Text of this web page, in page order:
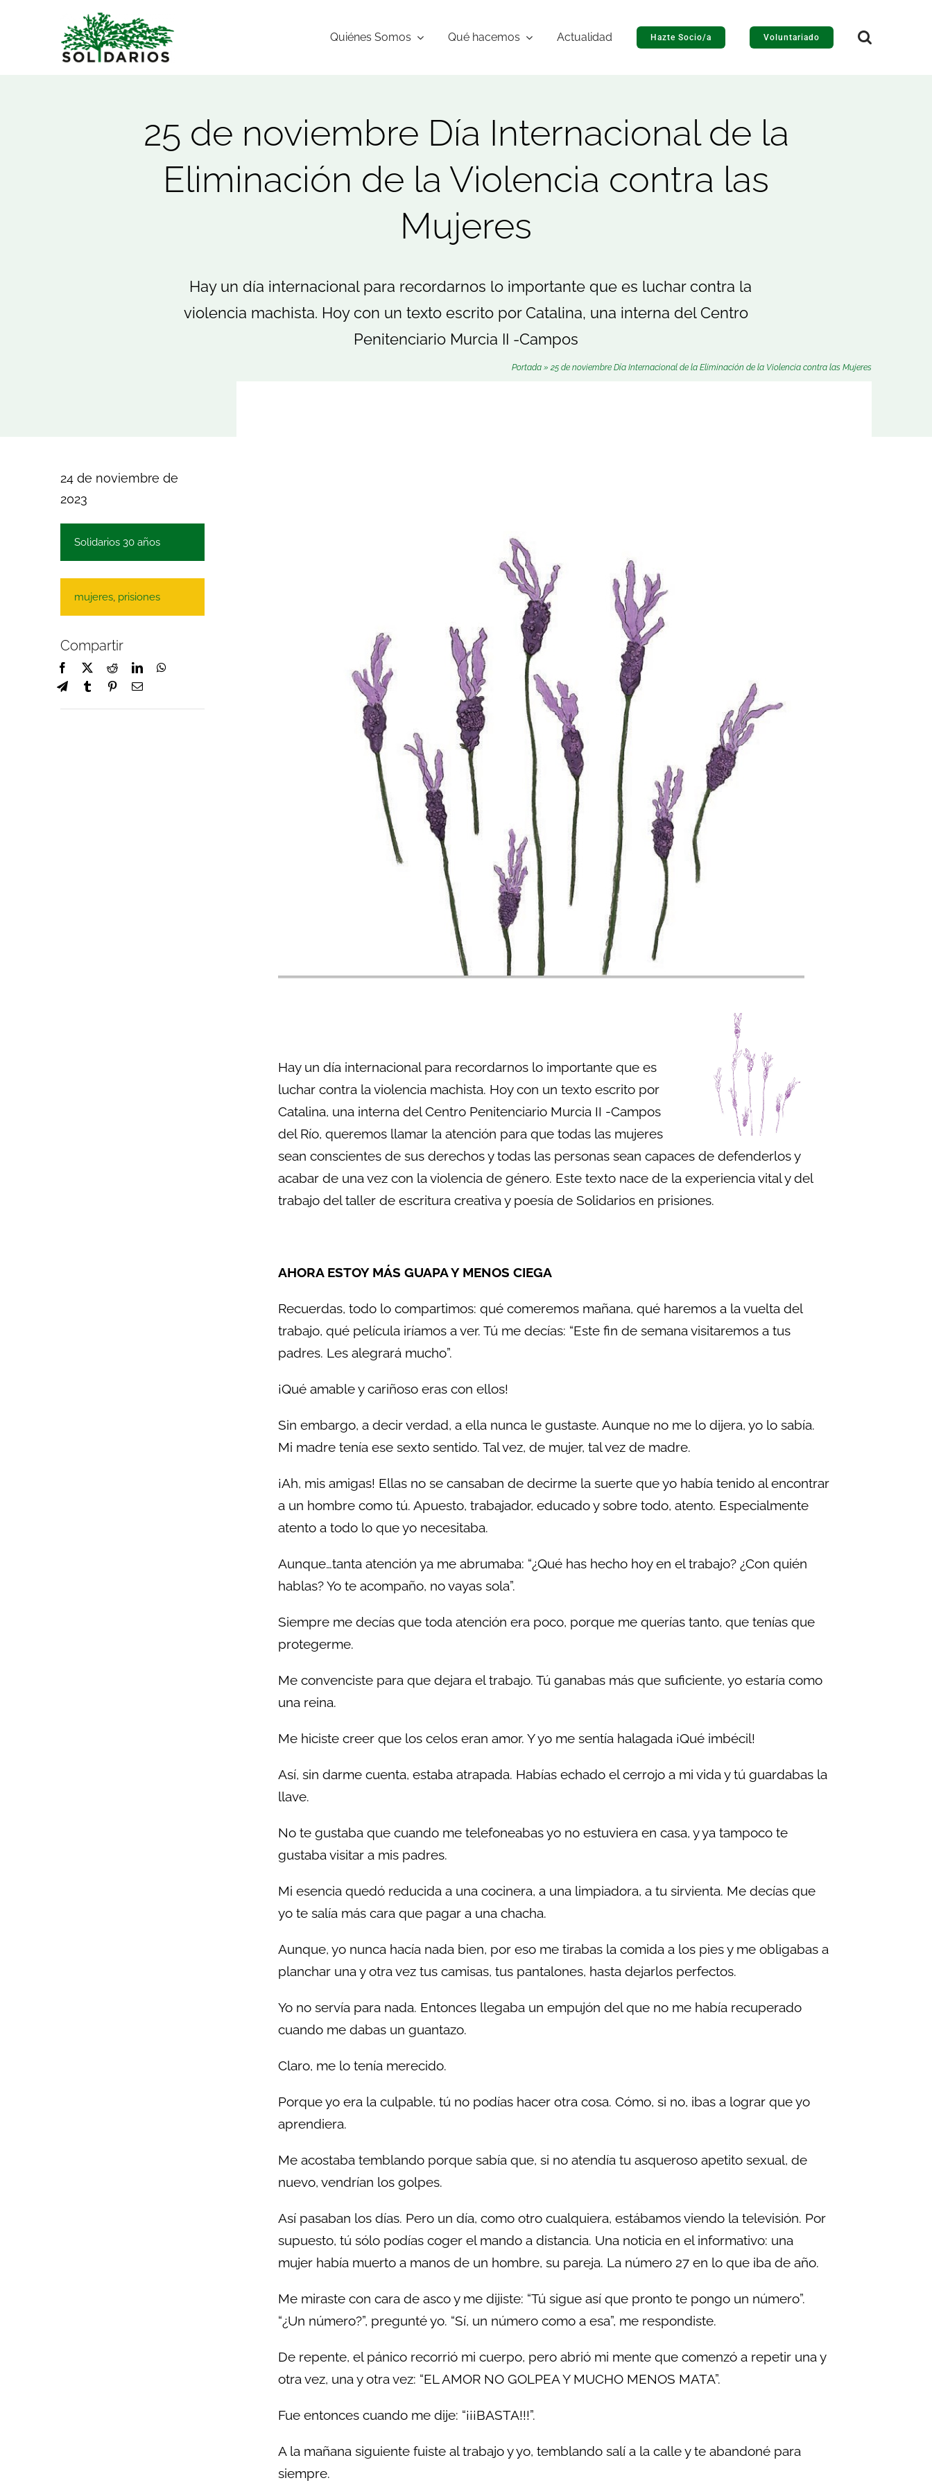
Quiénes Somos Qué hacemos Actualidad Hazte Socio/a Voluntariado
25 de noviembre Día Internacional de la
Eliminación de la Violencia contra las
Mujeres
Hay un día internacional para recordarnos lo importante que es luchar contra la
violencia machista. Hoy con un texto escrito por Catalina, una interna del Centro
Penitenciario Murcia II -Campos
Portada » 25 de noviembre Día Internacional de la Eliminación de la Violencia contra las Mujeres
24 de noviembre de
2023
Solidarios 30 años
mujeres, prisiones
Compartir
Hay un día internacional para recordarnos lo importante que es
luchar contra la violencia machista. Hoy con un texto escrito por
Catalina, una interna del Centro Penitenciario Murcia II -Campos
del Río, queremos llamar la atención para que todas las mujeres
sean conscientes de sus derechos y todas las personas sean capaces de defenderlos y
acabar de una vez con la violencia de género. Este texto nace de la experiencia vital y del
trabajo del taller de escritura creativa y poesía de Solidarios en prisiones.
AHORA ESTOY MÁS GUAPA Y MENOS CIEGA
Recuerdas, todo lo compartimos: qué comeremos mañana, qué haremos a la vuelta del
trabajo, qué película iríamos a ver. Tú me decías: “Este fin de semana visitaremos a tus
padres. Les alegrará mucho”.
¡Qué amable y cariñoso eras con ellos!
Sin embargo, a decir verdad, a ella nunca le gustaste. Aunque no me lo dijera, yo lo sabía.
Mi madre tenía ese sexto sentido. Tal vez, de mujer, tal vez de madre.
¡Ah, mis amigas! Ellas no se cansaban de decirme la suerte que yo había tenido al encontrar
a un hombre como tú. Apuesto, trabajador, educado y sobre todo, atento. Especialmente
atento a todo lo que yo necesitaba.
Aunque…tanta atención ya me abrumaba: “¿Qué has hecho hoy en el trabajo? ¿Con quién
hablas? Yo te acompaño, no vayas sola”.
Siempre me decías que toda atención era poco, porque me querías tanto, que tenías que
protegerme.
Me convenciste para que dejara el trabajo. Tú ganabas más que suficiente, yo estaría como
una reina.
Me hiciste creer que los celos eran amor. Y yo me sentía halagada ¡Qué imbécil!
Así, sin darme cuenta, estaba atrapada. Habías echado el cerrojo a mi vida y tú guardabas la
llave.
No te gustaba que cuando me telefoneabas yo no estuviera en casa, y ya tampoco te
gustaba visitar a mis padres.
Mi esencia quedó reducida a una cocinera, a una limpiadora, a tu sirvienta. Me decías que
yo te salía más cara que pagar a una chacha.
Aunque, yo nunca hacía nada bien, por eso me tirabas la comida a los pies y me obligabas a
planchar una y otra vez tus camisas, tus pantalones, hasta dejarlos perfectos.
Yo no servía para nada. Entonces llegaba un empujón del que no me había recuperado
cuando me dabas un guantazo.
Claro, me lo tenía merecido.
Porque yo era la culpable, tú no podías hacer otra cosa. Cómo, si no, ibas a lograr que yo
aprendiera.
Me acostaba temblando porque sabía que, si no atendía tu asqueroso apetito sexual, de
nuevo, vendrían los golpes.
Así pasaban los días. Pero un día, como otro cualquiera, estábamos viendo la televisión. Por
supuesto, tú sólo podías coger el mando a distancia. Una noticia en el informativo: una
mujer había muerto a manos de un hombre, su pareja. La número 27 en lo que iba de año.
Me miraste con cara de asco y me dijiste: “Tú sigue así que pronto te pongo un número”.
“¿Un número?”, pregunté yo. “Sí, un número como a esa”, me respondiste.
De repente, el pánico recorrió mi cuerpo, pero abrió mi mente que comenzó a repetir una y
otra vez, una y otra vez: “EL AMOR NO GOLPEA Y MUCHO MENOS MATA”.
Fue entonces cuando me dije: “¡¡¡BASTA!!!”.
A la mañana siguiente fuiste al trabajo y yo, temblando salí a la calle y te abandoné para
siempre.